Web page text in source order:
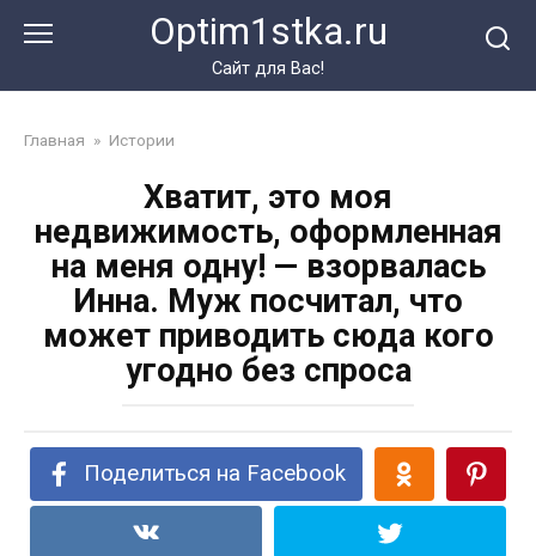
Optim1stka.ru
Сайт для Вас!
Главная » Истории
Хватит, это моя
недвижимость, оформленная
на меня одну! — взорвалась
Инна. Муж посчитал, что
может приводить сюда кого
угодно без спроса
Поделиться на Facebook